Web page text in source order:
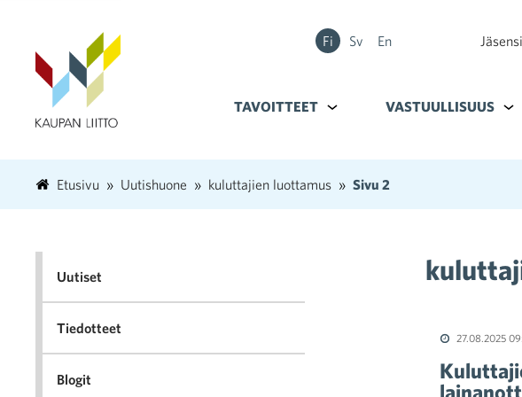
Fi Sv En
TAVOITTEET Alavalikko kohteelle Tavoitteet
VASTUULLISUUS
Etusivu Uutishuone kuluttajien luottamus Sivu 2
27.08.2025
Uutiset
Tiedotteet
Blogit